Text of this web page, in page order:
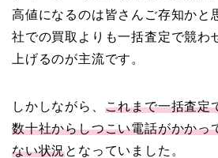
高値になるのは皆さんご存知かと
社での買取よりも一括査定で競わ
上げるのが主流です。
しかしながら、 これまで一括査定
数十社からしつこい電話がかかっ
ない状況となっていました。